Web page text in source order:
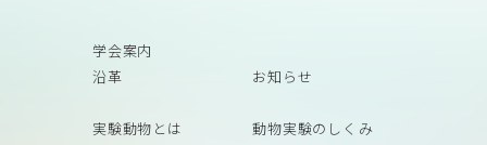
学会案内
沿革
お知らせ
実験動物とは 動物実験のしくみ